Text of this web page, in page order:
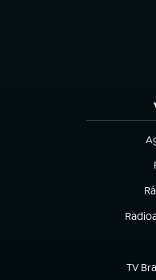
(abre
TV
(abre